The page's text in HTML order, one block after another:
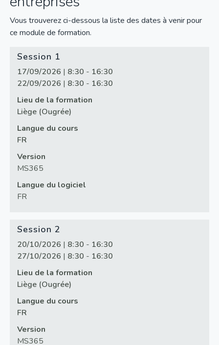
Vous trouverez ci-dessous la liste des dates à venir pour
ce module de formation.
Session 1
17/09/2026 | 8:30 - 16:30
22/09/2026 | 8:30 - 16:30
Lieu de la formation
Liège (Ougrée)
Langue du cours
FR
Version
MS365
Langue du logiciel
FR
Session 2
20/10/2026 | 8:30 - 16:30
27/10/2026 | 8:30 - 16:30
Lieu de la formation
Liège (Ougrée)
Langue du cours
FR
Version
MS365